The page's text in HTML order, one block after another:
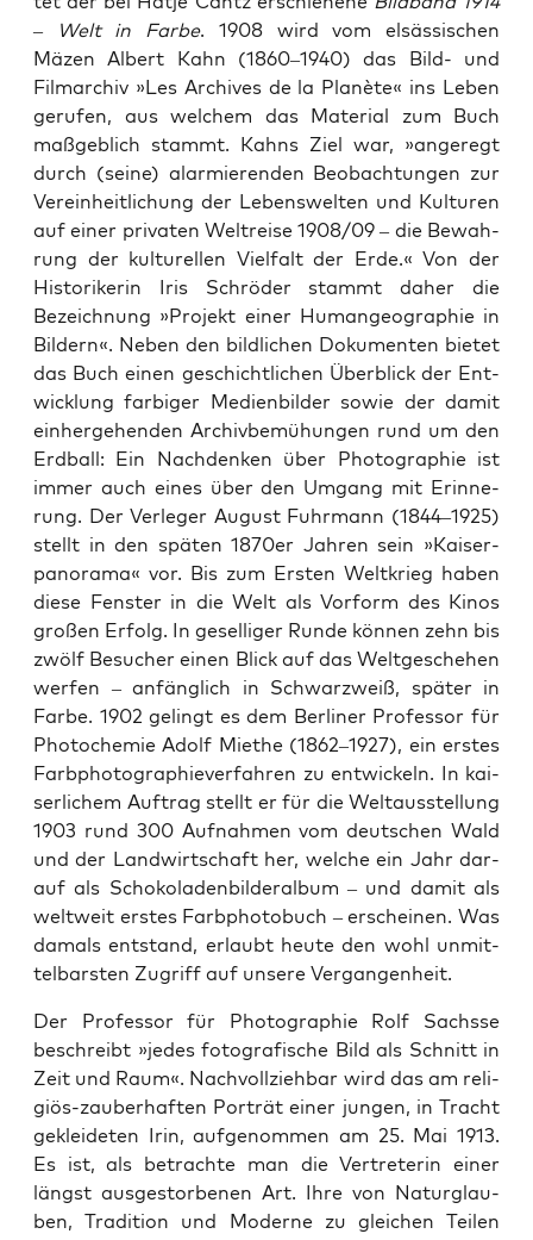
– Welt in Far­be. 1908 wird vom elsäs­si­schen
Mäzen Albert Kahn (1860–1940) das Bild- und
Film­ar­chiv »Les Archi­ves de la Planè­te« ins Leben
geru­fen, aus wel­chem das Mate­ri­al zum Buch
maß­geb­lich stammt. Kahns Ziel war, »ange­regt
durch (sei­ne) alar­mie­ren­den Beob­ach­tun­gen zur
Ver­ein­heit­li­chung der Lebens­wel­ten und Kul­tu­ren
auf einer pri­va­ten Welt­rei­se 1908/09 – die Bewah­
rung der kul­tu­rel­len Viel­falt der Erde.« Von der
His­to­ri­ke­rin Iris Schrö­der stammt daher die
Bezeich­nung »Pro­jekt einer Human­geo­gra­phie in
Bil­dern«. Neben den bild­li­chen Doku­men­ten bie­tet
das Buch einen geschicht­li­chen Über­blick der Ent­
wick­lung far­bi­ger Medi­en­bil­der sowie der damit
ein­her­ge­hen­den Archiv­be­mü­hun­gen rund um den
Erd­ball: Ein Nach­den­ken über Pho­to­gra­phie ist
immer auch eines über den Umgang mit Erin­ne­
rung. Der Ver­le­ger August Fuhr­mann (1844–1925)
stellt in den spä­ten 1870er Jah­ren sein »Kai­ser­
pan­ora­ma« vor. Bis zum Ers­ten Welt­krieg haben
die­se Fens­ter in die Welt als Vor­form des Kinos
gro­ßen Erfolg. In gesel­li­ger Run­de kön­nen zehn bis
zwölf Besu­cher einen Blick auf das Welt­ge­sche­hen
wer­fen – anfäng­lich in Schwarz­weiß, spä­ter in
Far­be. 1902 gelingt es dem Ber­li­ner Pro­fes­sor für
Pho­to­che­mie Adolf Mie­the (1862–1927), ein ers­tes
Farb­pho­to­gra­phie­ver­fah­ren zu ent­wi­ckeln. In kai­
ser­li­chem Auf­trag stellt er für die Welt­aus­stel­lung
1903 rund 300 Auf­nah­men vom deut­schen Wald
und der Land­wirt­schaft her, wel­che ein Jahr dar­
auf als Scho­ko­la­den­bil­der­al­bum – und damit als
welt­weit ers­tes Farb­pho­to­buch – erschei­nen. Was
damals ent­stand, erlaubt heu­te den wohl unmit­
tel­bars­ten Zugriff auf unse­re Vergangenheit.
Der Pro­fes­sor für Pho­to­gra­phie Rolf Sachsse
beschreibt »jedes foto­gra­fi­sche Bild als Schnitt in
Zeit und Raum«. Nach­voll­zieh­bar wird das am reli­
gi­ös-zau­ber­haf­ten Por­trät einer jun­gen, in Tracht
geklei­de­ten Irin, auf­ge­nom­men am 25. Mai 1913.
Es ist, als betrach­te man die Ver­tre­te­rin einer
längst aus­ge­stor­be­nen Art. Ihre von Natur­glau­
ben, Tra­di­ti­on und Moder­ne zu glei­chen Tei­len